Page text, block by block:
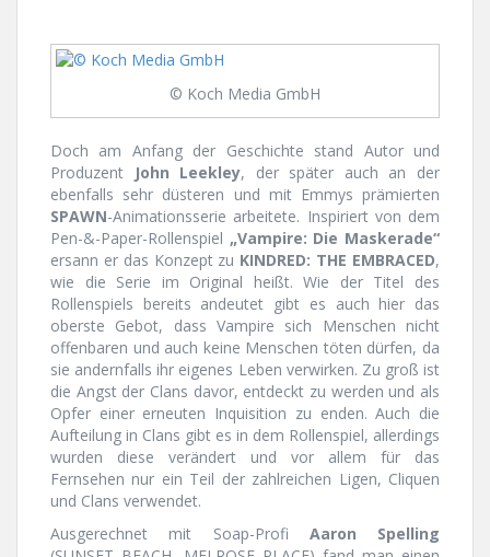
© Koch Media GmbH
Doch am Anfang der Geschichte stand Autor und
Produzent
John Leekley, der später auch an der
ebenfalls sehr düsteren und mit Emmys prämierten
SPAWN-Animationsserie arbeitete. Inspiriert von dem
Pen-&-Paper-Rollenspiel „Vampire: Die Maskerade“
ersann er das Konzept zu KINDRED: THE EMBRACED,
wie die Serie im Original heißt. Wie der Titel des
Rollenspiels bereits andeutet gibt es auch hier das
oberste Gebot, dass Vampire sich Menschen nicht
offenbaren und auch keine Menschen töten dürfen, da
sie andernfalls ihr eigenes Leben verwirken. Zu groß ist
die Angst der Clans davor, entdeckt zu werden und als
Opfer einer erneuten Inquisition zu enden. Auch die
Aufteilung in Clans gibt es in dem Rollenspiel, allerdings
wurden diese verändert und vor allem für das
Fernsehen nur ein Teil der zahlreichen Ligen, Cliquen
und Clans verwendet.
Ausgerechnet mit Soap-Profi Aaron Spelling